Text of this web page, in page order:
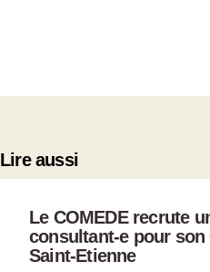
Lire aussi
Le COMEDE recrute
consultant-e pour son
Saint-Etienne